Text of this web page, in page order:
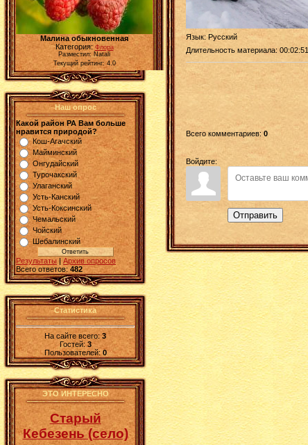
Малина обыкновенная
Категория: Флора
Разместил: Natali
Текущий рейтинг: 4.0
Наш опрос
Какой район РА Вам больше
нравится природой?
Кош-Агачский
Майминский
Онгудайский
Турочакский
Улаганский
Усть-Канский
Усть-Коксинский
Чемальский
Чойский
Шебалинский
Результаты |Архив опросов
Всего ответов: 482
Статистика
На сайте всего:3
Гостей:3
Пользователей: 0
ЭТО ИНТЕРЕСНО
Старый
Кебезень (село)
Язык: Русский
Длительность материала: 00:02:51
Всего комментариев: 0
Войдите:
Отправить